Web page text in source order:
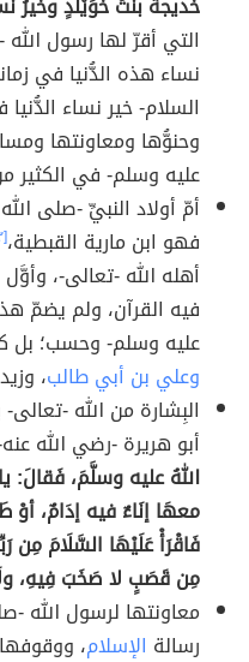
التي أقرّ لها رسول
نساء هذه الدُّنيا في
السلام- خير نساء
وحنوُّها ومعاونتها
عليه وسلم- في الكثير
أمّ أولاد النبيِّ -صلى
فهو ابن مارية القبطية،[١٣]
أهله الله -تعالى-،
فيه القرآن، ولم يضمّ
عليه وسلم- وحسب؛ بل
وعلي بن أبي طالب،
البِشارة من الله -
أبو هريرة -رضي الله
اللهُ عليه وسلَّمَ،
معهَا إنَاءٌ فيه إدَامٌ،
فَاقْرَأْ عَلَيْهَا السَّلَامَ
مِن قَصَبٍ لا صَخَبَ فِيهِ،
معاونتها لرسول الله
رسالة الإسلام،